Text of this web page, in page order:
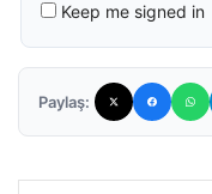
Keep me signed in
Paylaş: